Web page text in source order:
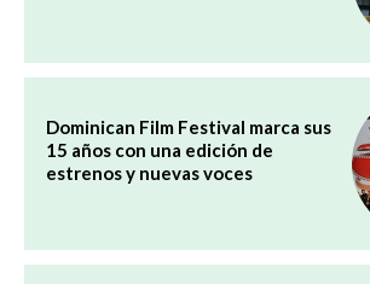
Dominican Film Festival marca sus
15 años con una edición de
estrenos y nuevas voces